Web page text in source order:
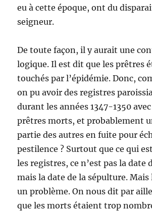
eu à cette époque, ont du
seigneur.
De toute façon, il y aurait une
logique. Il est dit que les prêtres
touchés par l’épidémie. Donc,
on pu avoir des registres
durant les années 1347-1350
prêtres morts, et probablement
partie des autres en fuite pour
pestilence ? Surtout que ce qui
les registres, ce n’est pas la date
mais la date de la sépulture. Mais
un problème. On nous dit par
que les morts étaient trop